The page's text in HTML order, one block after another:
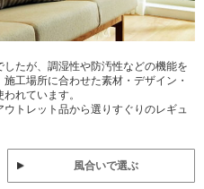
たが、調湿性や防汚性などの機能を
工場所に合わせた素材・デザイン・
れています。
トレット品から選りすぐりのレギュ
風合いで選ぶ